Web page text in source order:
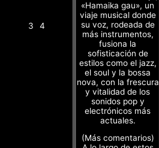
3 4
«Hamaika gau», un
viaje musical donde
su voz, rodeada de
más instrumentos,
fusiona la
sofisticación de
estilos como el jazz,
el soul y la bossa
nova, con la frescura
y vitalidad de los
sonidos pop y
electrónicos más
actuales.
(Más comentarios)